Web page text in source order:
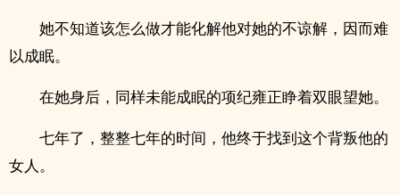
她不知道该怎么做才能化解他对她的不谅解，因而难
以成眠。
在她身后，同样未能成眠的项纪雍正睁着双眼望她。
七年了，整整七年的时间，他终于找到这个背叛他的
女人。